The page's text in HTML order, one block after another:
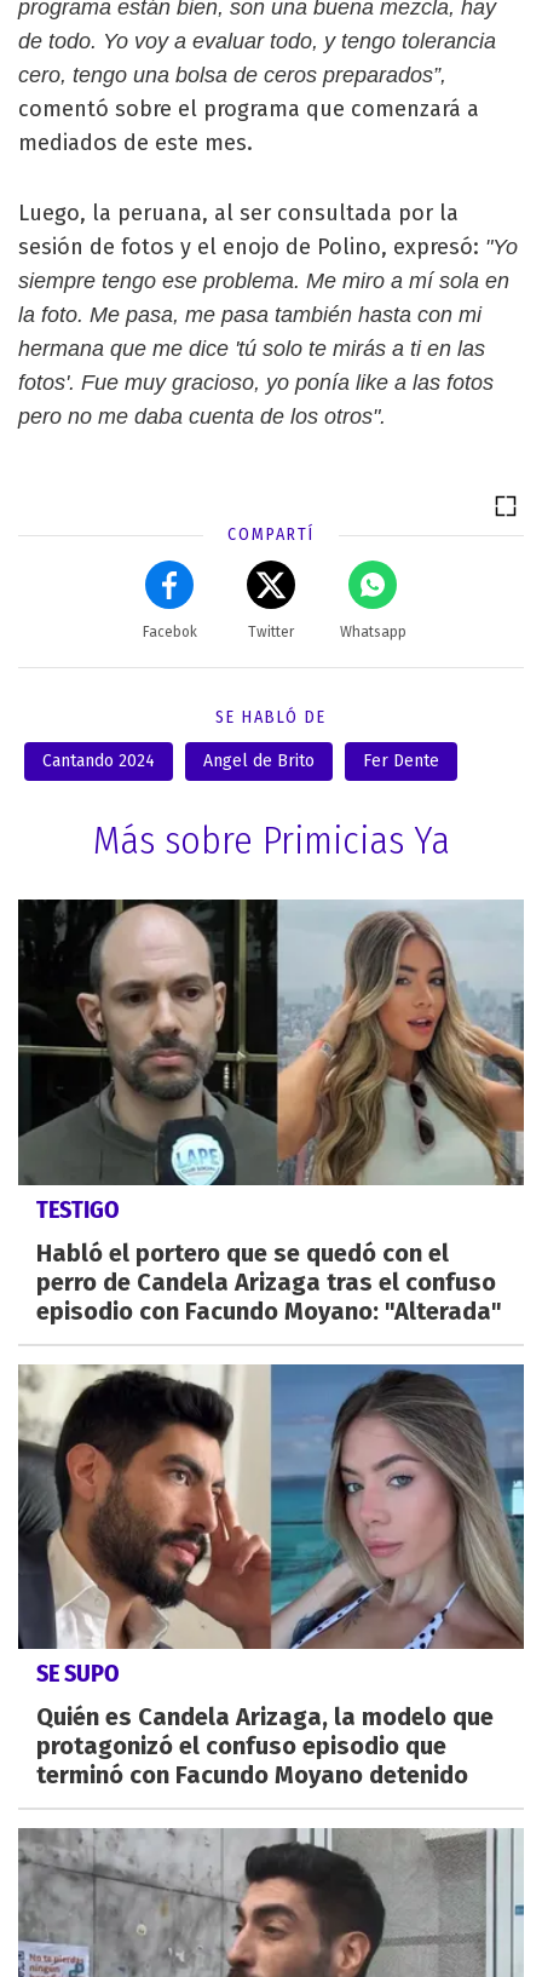
programa están bien, son una buena mezcla, hay
de todo. Yo voy a evaluar todo, y tengo tolerancia
cero, tengo una bolsa de ceros preparados”,
comentó sobre el programa que comenzará a
mediados de este mes.
Luego, la peruana, al ser consultada por la
sesión de fotos y el enojo de Polino, expresó: "Yo
siempre tengo ese problema. Me miro a mí sola en
la foto. Me pasa, me pasa también hasta con mi
hermana que me dice 'tú solo te mirás a ti en las
fotos'. Fue muy gracioso, yo ponía like a las fotos
pero no me daba cuenta de los otros".
COMPARTÍ
Facebok Twitter Whatsapp
SE HABLÓ DE
Cantando 2024 Angel de Brito Fer Dente
Más sobre Primicias Ya
TESTIGO
Habló el portero que se quedó con el
perro de Candela Arizaga tras el confuso
episodio con Facundo Moyano: "Alterada"
SE SUPO
Quién es Candela Arizaga, la modelo que
protagonizó el confuso episodio que
terminó con Facundo Moyano detenido